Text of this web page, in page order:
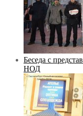
Беседа с
НОД